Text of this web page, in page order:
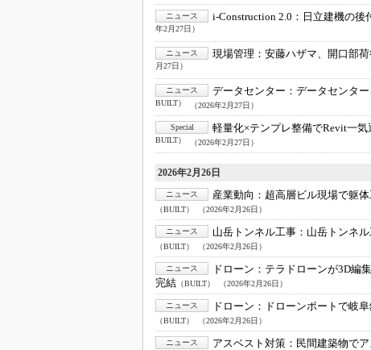
ニュース i-Construction 2.0： 日立建機の後
年2月27日）
ニュース 現場管理： 安藤ハザマ、開口部
月27日）
ニュース データセンター： データセンタ
BUILT） （2026年2月27日）
Special 軽量化×テンプレ整備でRevit一気
BUILT） （2026年2月27日）
2026年2月26日
ニュース 産業動向： 超高層ビル現場で躯
（BUILT） （2026年2月26日）
ニュース 山岳トンネル工事： 山岳トンネ
（BUILT） （2026年2月26日）
ニュース ドローン： テラドローンが3D編
完結 （BUILT） （2026年2月26日）
ニュース ドローン： ドローンポートで岐
（BUILT） （2026年2月26日）
ニュース アスベスト対策： 民間建築物で